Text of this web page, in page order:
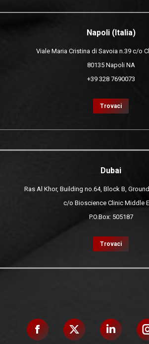
Napoli (Italia)
Viale Maria Cristina di Savoia n.39 c/o
80135 Napoli NA
+39 328 7690073
Trovaci
Dubai
Ras Al Khor, Building no.64, Block B,
c/o Bioscience Clinic Middle
P.O.Box: 505187
Trovaci
Facebook
X